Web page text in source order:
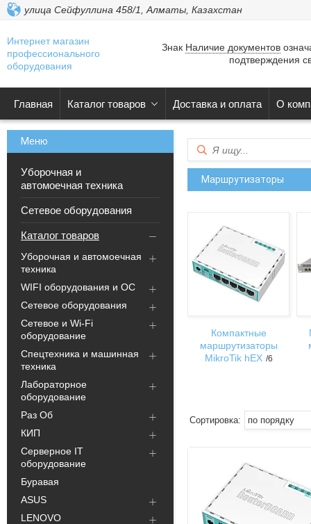
улица Сейфуллина 458/1, Алматы, Казахстан
Интернет магазин
профессионального
оборудования
Знак Наличие документов
подтверждения
Главная Каталог товаров Доставка и оплата О
Уборочная и
автомоечная техника
Сетевое оборудования
Каталог товаров
Уборочная и автомоечная
техника
WIFI оборудования и ОС
Сетевое оборудования
Сетевое и Wi-Fi
оборудование
Спецтехника и машинная
техника
Лабораторное
оборудование
Раз Об
КИП
Серверное IT
оборудование
Буравая
ASUS
LENOVO
Маршрутизаторы
Компактные
маршрутизаторы
MikroTik hEX 6